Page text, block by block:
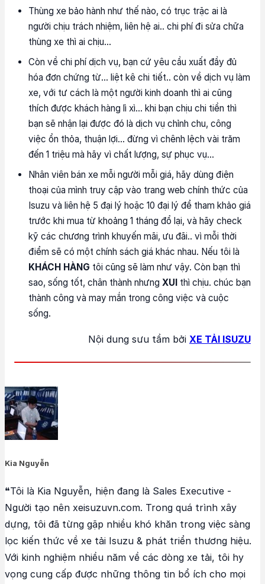
Thùng xe bảo hành như thế nào, có trục trặc ai là
người chịu trách nhiệm, liên hệ ai.. chi phí đi sửa chữa
thùng xe thì ai chịu…
Còn về chi phí dịch vụ, bạn cứ yêu cầu xuất đầy đủ
hóa đơn chứng từ… liệt kê chi tiết.. còn về dịch vụ làm
xe, với tư cách là một người kinh doanh thì ai cũng
thích được khách hàng lì xì… khi bạn chịu chi tiền thì
bạn sẽ nhận lại được đó là dịch vụ chỉnh chu, công
việc ổn thỏa, thuận lợi… đừng vì chênh lệch vài trăm
đến 1 triệu mà hãy vì chất lượng, sự phục vụ…
Nhân viên bán xe mỗi người mỗi giá, hãy dùng điện
thoại của mình truy cập vào trang web chính thức của
Isuzu và liên hệ 5 đại lý hoặc 10 đại lý để tham khảo giá
trước khi mua từ khoảng 1 tháng đổ lại, và hãy check
kỹ các chương trình khuyến mãi, ưu đãi.. vì mỗi thời
điểm sẽ có một chính sách giá khác nhau. Nếu tôi là
KHÁCH HÀNG tôi cũng sẽ làm như vậy. Còn bạn thì
sao, sống tốt, chân thành nhưng XUI thì chịu. chúc bạn
thành công và may mắn trong công việc và cuộc
sống.
Nội dung sưu tầm bởi XE TẢI ISUZU
Kia Nguyễn
❝Tôi là Kia Nguyễn, hiện đang là Sales Executive -
Người tạo nên xeisuzuvn.com. Trong quá trình xây
dựng, tôi đã từng gặp nhiều khó khăn trong việc sàng
lọc kiến thức về xe tải Isuzu & phát triển thương hiệu.
Với kinh nghiệm nhiều năm về các dòng xe tải, tôi hy
vọng cung cấp được những thông tin bổ ích cho mọi